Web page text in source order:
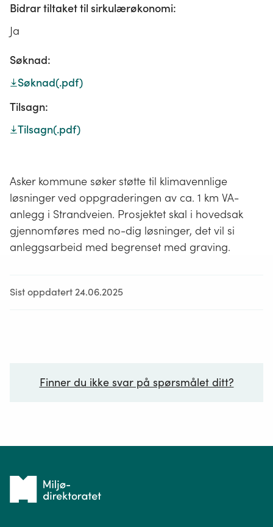
Bidrar tiltaket til sirkulærøkonomi:
Ja
Søknad:
Søknad(.pdf)
Tilsagn:
Tilsagn(.pdf)
Asker kommune søker støtte til klimavennlige
løsninger ved oppgraderingen av ca. 1 km VA-
anlegg i Strandveien. Prosjektet skal i hovedsak
gjennomføres med no-dig løsninger, det vil si
anleggsarbeid med begrenset med graving.
Sist oppdatert 24.06.2025
Finner du ikke svar på spørsmålet ditt?
Tilbake